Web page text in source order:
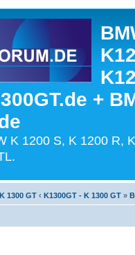
+
K 1200 S, K 1200 R,
1300 GT ‹ K1300GT - K 1300 GT »